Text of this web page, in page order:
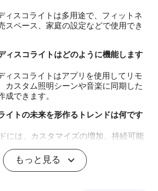
ィスコライトは多用途で、フィットネ
スペース、家庭の設定などで使用でき
ィスコライトはどのように機能します
ィスコライトはアプリを使用してリモ
カスタム照明シーンや音楽に同期した
できます。
イトの未来を形作るトレンドは何です
には、カスタマイズの増加、持続可能
もっと見る